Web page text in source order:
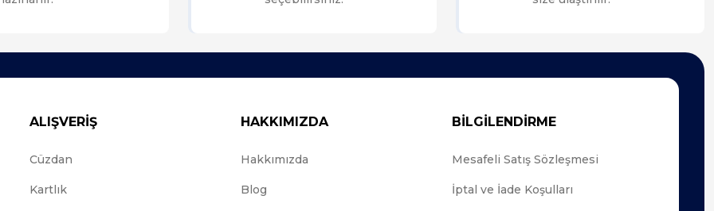
ALIŞVERİŞ
Cüzdan
Kartlık
HAKKIMIZDA
Hakkımızda
Blog
BİLGİLENDİRME
Mesafeli Satış Sözleşmesi
İptal ve İade Koşulları